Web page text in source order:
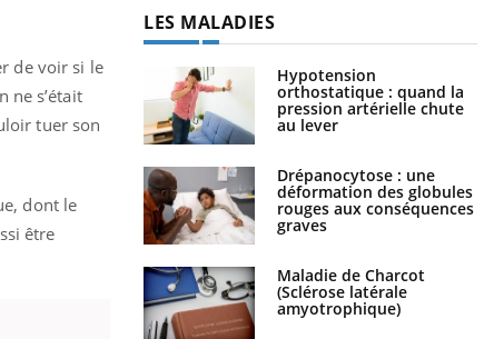
de voir si le
ne s’était
tuer son
dont le
être
LES MALADIES
Hypotension
orthostatique : quand la
pression artérielle chute
au lever
Drépanocytose : une
déformation des globules
rouges aux conséquences
graves
Maladie de Charcot
(Sclérose latérale
amyotrophique)